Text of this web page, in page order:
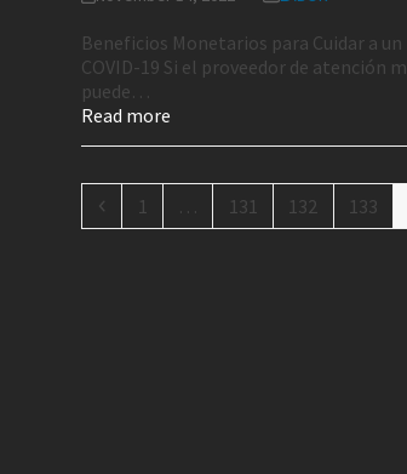
Beneficios Monetarios para Cuidar a
COVID-19 Si el proveedor de atención
puede…
Read more
1 … 131 132 133